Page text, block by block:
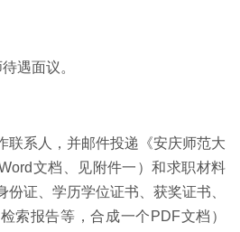
遇面议。
联系人，并邮件投递《安庆师范大
文档、见附件一）和求职材料
证、学历学位证书、获奖证书、
索报告等，合成一个PDF文档）